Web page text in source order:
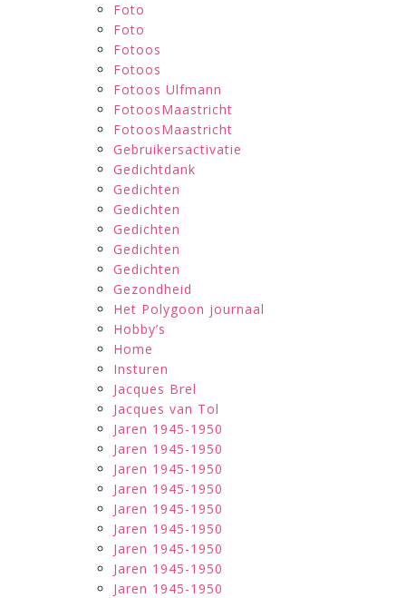
Foto
Foto
Fotoos
Fotoos
Fotoos Ulfmann
FotoosMaastricht
FotoosMaastricht
Gebruikersactivatie
Gedichtdank
Gedichten
Gedichten
Gedichten
Gedichten
Gedichten
Gezondheid
Het Polygoon journaal
Hobby’s
Home
Insturen
Jacques Brel
Jacques van Tol
Jaren 1945-1950
Jaren 1945-1950
Jaren 1945-1950
Jaren 1945-1950
Jaren 1945-1950
Jaren 1945-1950
Jaren 1945-1950
Jaren 1945-1950
Jaren 1945-1950